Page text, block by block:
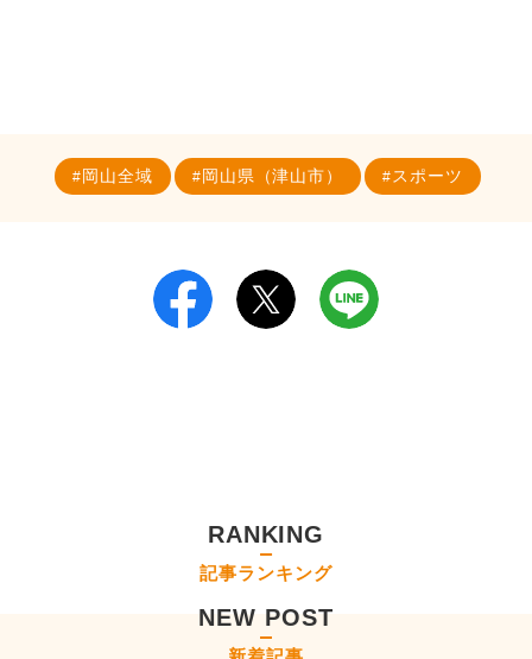
岡山全域 岡山県（津山市） スポーツ
RANKING
記事ランキング
NEW POST